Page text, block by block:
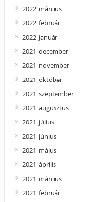
2022. március
2022. február
2022. január
2021. december
2021. november
2021. október
2021. szeptember
2021. augusztus
2021. július
2021. június
2021. május
2021. április
2021. március
2021. február